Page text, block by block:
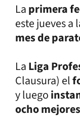
Laprimera
este jueves a
mes de
LaLiga
Clausura) el
y luego
ocho mejores